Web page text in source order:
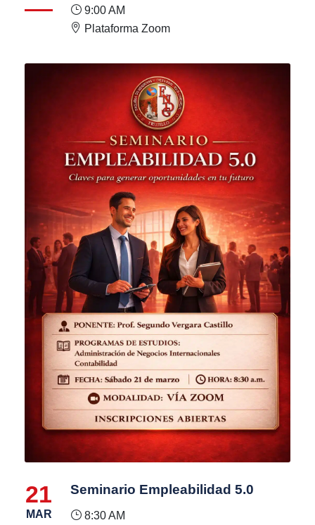
9:00 AM
Plataforma Zoom
21
MAR
Seminario Empleabilidad 5.0
8:30 AM